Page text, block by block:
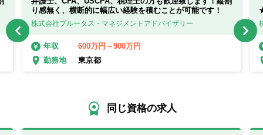
り感無く、横断的に幅広い経験を積むことが可能です！
株式会社プルータス・マネジメントアドバイザリー
年収
600万円～900万円
勤務地
東京都
同じ資格の求人